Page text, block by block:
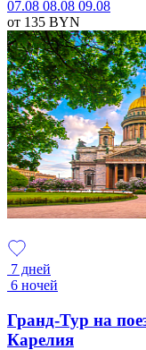
07.08 08.08 09.08
от 135 BYN
7 дней
6 ночей
Гранд-Тур на
Карелия